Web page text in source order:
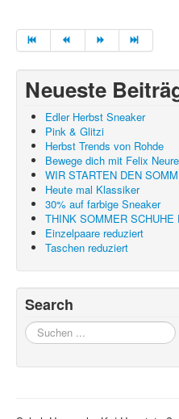
Neueste
Edler Herbst Sneaker
Pink & Glitzi
Herbst Trends von Rohde
Bewege dich mit Felix
WIR STARTEN DEN
Heute mal Klassiker
30% auf farbige Sneaker
THINK SOMMER SCHUHE
Einzelpaare reduziert
Taschen reduziert
Search
Suchen
...